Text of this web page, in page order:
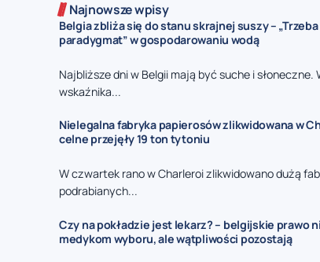
Najnowsze wpisy
Belgia zbliża się do stanu skrajnej suszy –
paradygmat” w gospodarowaniu wodą
Najbliższe dni w Belgii mają być suche i słoneczne.
wskaźnika...
Nielegalna fabryka papierosów zlikwidowana w
celne przejęły 19 ton tytoniu
W czwartek rano w Charleroi zlikwidowano dużą
podrabianych...
Czy na pokładzie jest lekarz? – belgijskie prawo
medykom wyboru, ale wątpliwości pozostają